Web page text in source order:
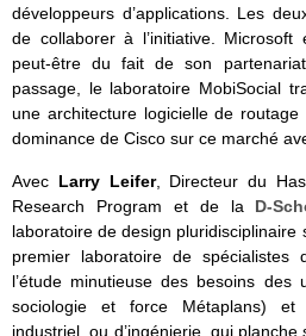
développeurs d’applications. Les
de collaborer à l’initiative. Microsoft
peut-être du fait de son
passage, le laboratoire MobiSocial
une architecture logicielle de
dominance de Cisco sur ce marché
Avec Larry Leifer, Directeur du
Research Program et de la D-
laboratoire de design pluridisciplinaire
premier laboratoire de spécialistes
l’étude minutieuse des besoins des
sociologie et force Métaplans)
industriel, ou d’ingénierie, qui planche